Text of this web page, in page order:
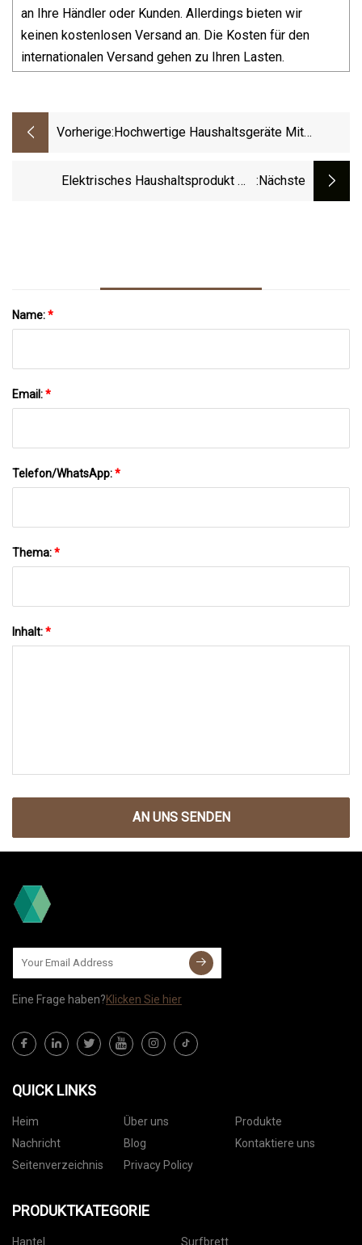
an Ihre Händler oder Kunden. Allerdings bieten wir
keinen kostenlosen Versand an. Die Kosten für den
internationalen Versand gehen zu Ihren Lasten.
Vorherige: Hochwertige Haushaltsgeräte Mit
Auf Der Innenseite, Elektrischer
Wasserkocher. Heiße Verkaufsprodukte
Elektrisches Haushaltsprodukt Mit :nächste
Name:*
Email:*
Telefon/WhatsApp:*
Thema:*
Inhalt:*
AN UNS SENDEN
Eine Frage haben?Klicken Sie hier
QUICK LINKS
Heim Über uns
Produkte
Nachricht
Blog
Kontaktiere uns
Seitenverzeichnis
Privacy Policy
PRODUKTKATEGORIE
Hantel Surfbrett